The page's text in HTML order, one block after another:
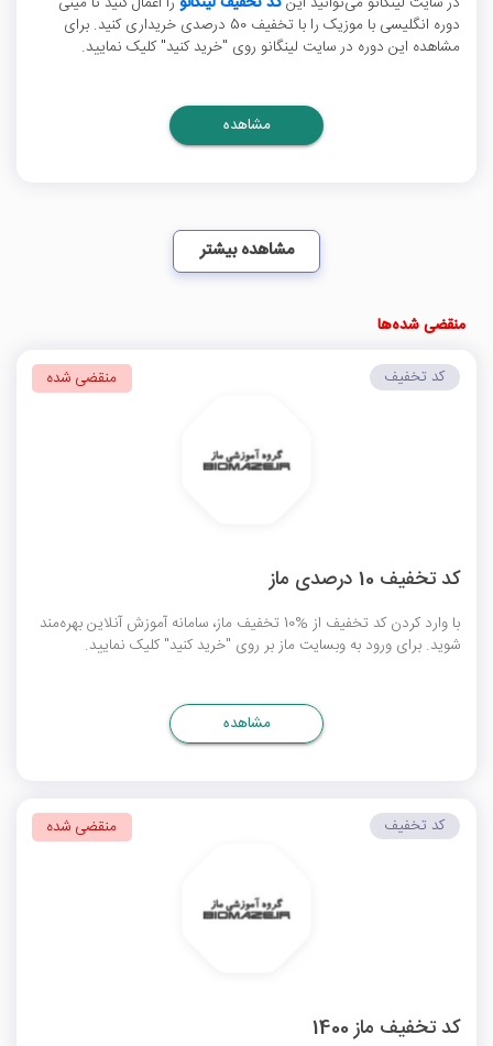
دوره انگلیسی با موزیک را با تخفیف 50 درصدی خریداری کنید. برای
مشاهده این دوره در سایت لینگانو روی "خرید کنید" کلیک نمایید.
مشاهده
مشاهده بیشتر
منقضی شده‌ها
کد تخفیف 10 درصدی ماز
با وارد کردن کد تخفیف از %10 تخفیف ماز، سامانه آموزش آنلاین بهره‌مند
شوید. برای ورود به وبسایت ماز بر روی "خرید کنید" کلیک نمایید.
کد تخفیف منقضی شده
مشاهده
کد تخفیف ماز 1400
کد تخفیف منقضی شده